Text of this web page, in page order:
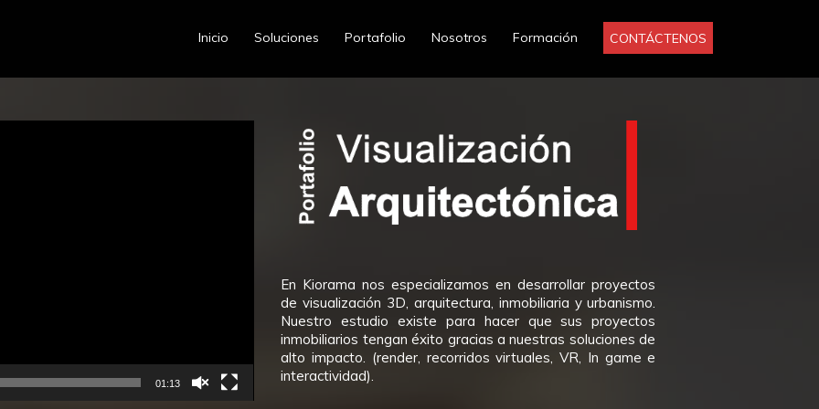
Inicio Soluciones Portafolio Nosotros Formación
01:13
En Kiorama nos especializamos en desarrollar proyectos
de visualización 3D, arquitectura, inmobiliaria y urbanismo.
Nuestro estudio existe para hacer que sus proyectos
inmobiliarios tengan éxito gracias a nuestras soluciones de
alto impacto. (render, recorridos virtuales, VR, In game e
interactividad).